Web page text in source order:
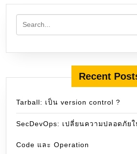
Recent
Tarball: เป็น version control ?
SecDevOps: เปลี่ยนความปลอดภัยใ
Code และ Operation